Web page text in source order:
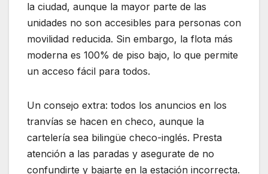
la ciudad, aunque la mayor parte de las
unidades no son accesibles para personas con
movilidad reducida. Sin embargo, la flota más
moderna es 100% de piso bajo, lo que permite
un acceso fácil para todos.
Un consejo extra: todos los anuncios en los
tranvías se hacen en checo, aunque la
cartelería sea bilingüe checo-inglés. Presta
atención a las paradas y asegurate de no
confundirte y bajarte en la estación incorrecta.